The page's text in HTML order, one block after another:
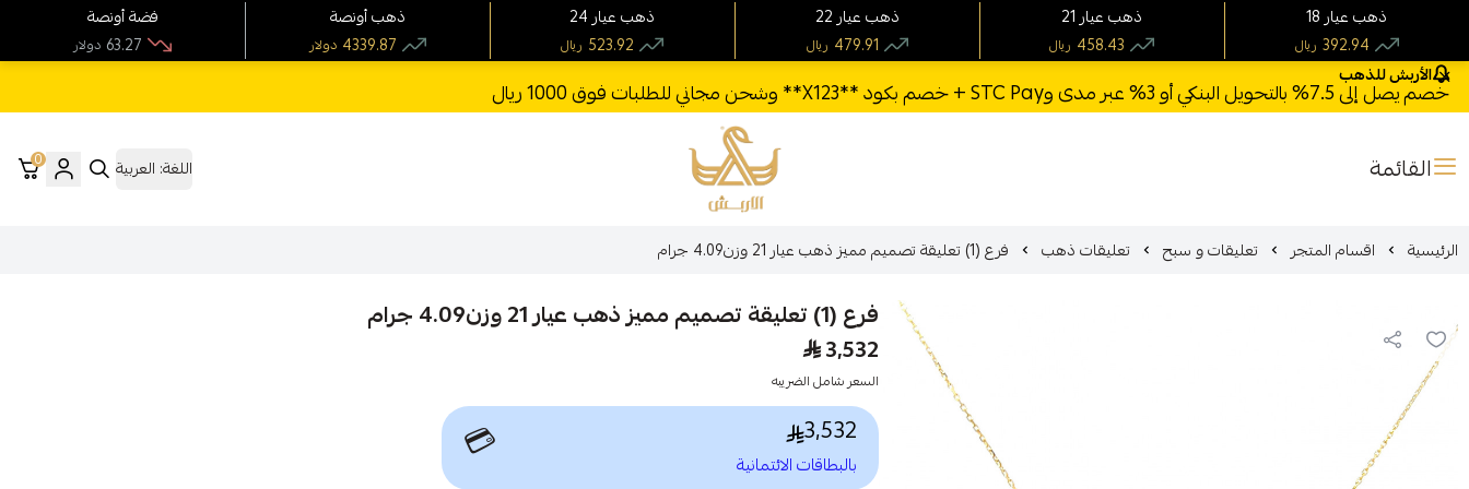
الأربش للذهب
خصم يصل إلى 7.5% بالتحويل البنكي أو 3% عبر مدى وSTC Pay + خصم بكود **X123** وشحن مجاني للطلبات فوق 1000 ريال
القائمة الأربش للذهب اللغة: العربية 0
الرئيسية اقسام المتجر تعليقات و سبح تعليقات ذهب فرع (1) تعليقة تصميم مميز ذهب عيار 21 وزن4.09 جرام
فرع (1) تعليقة تصميم مميز ذهب عيار 21 وزن4.09 جرام
3,532
السعر شامل الضريبه
3,532
بالبطاقات الائتمانية 💳
فضة أونصة
دولار 63.27
ذهب أونصة
دولار 4339.87
24 ذهب عيار
ريال 523.92
22 ذهب عيار
ريال 479.91
21 ذهب عيار
ريال 458.43
18 ذهب عيار
ريال 392.94